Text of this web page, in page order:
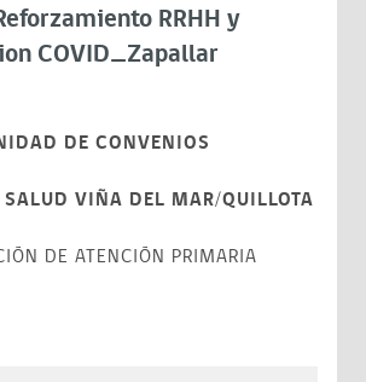
RRHH y
COVID_Zapallar
DE CONVENIOS
VIÑA DEL MAR/QUILLOTA
DE ATENCIÓN PRIMARIA